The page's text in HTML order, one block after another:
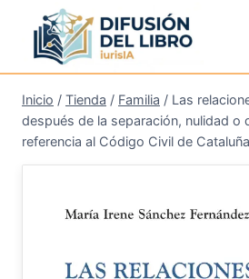
contenido
Inicio / Tienda / Familia / Las
después de la separación, nulidad o
referencia al Código Civil de